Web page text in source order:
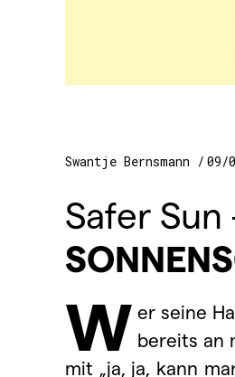
Swantje Bernsmann 09/
Safer Sun
W er seine
bereits an
mit „ja, ja, kann